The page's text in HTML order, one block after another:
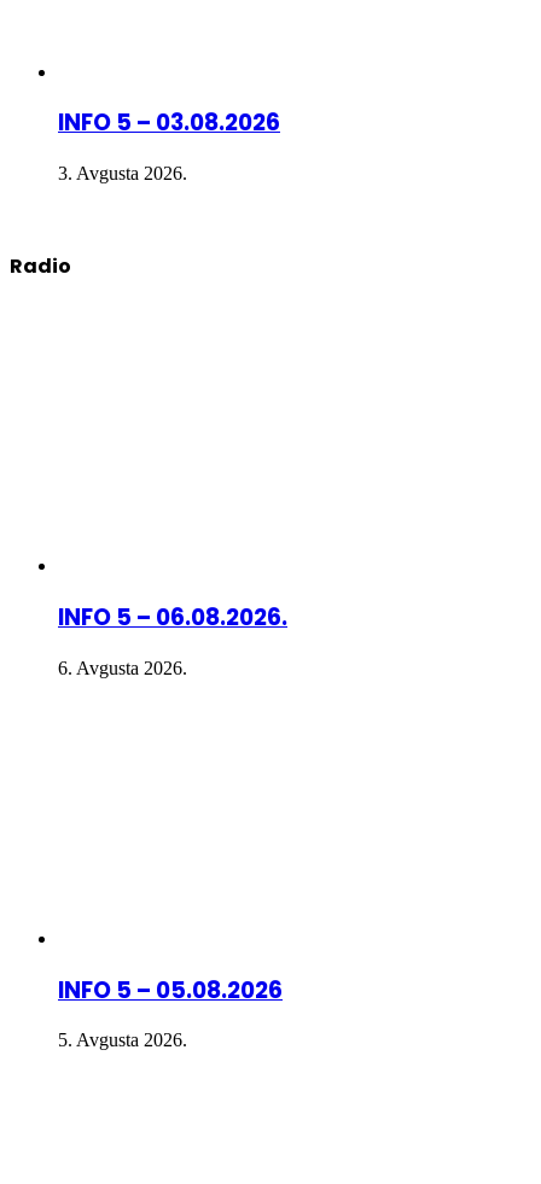
INFO 5 – 03.08.2026
3. Avgusta 2026.
Radio
INFO 5 – 06.08.2026.
6. Avgusta 2026.
INFO 5 – 05.08.2026
5. Avgusta 2026.